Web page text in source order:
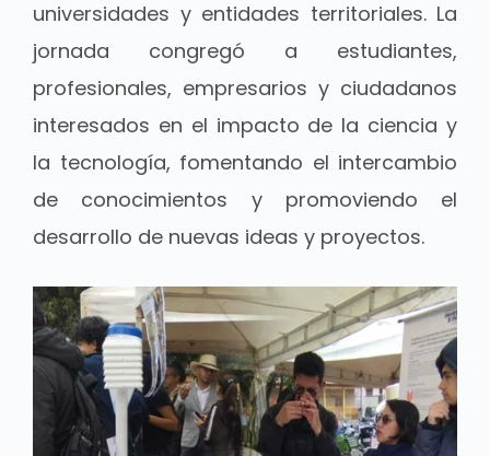
universidades y entidades territoriales. La
jornada congregó a estudiantes,
profesionales, empresarios y ciudadanos
interesados en el impacto de la ciencia y
la tecnología, fomentando el intercambio
de conocimientos y promoviendo el
desarrollo de nuevas ideas y proyectos.